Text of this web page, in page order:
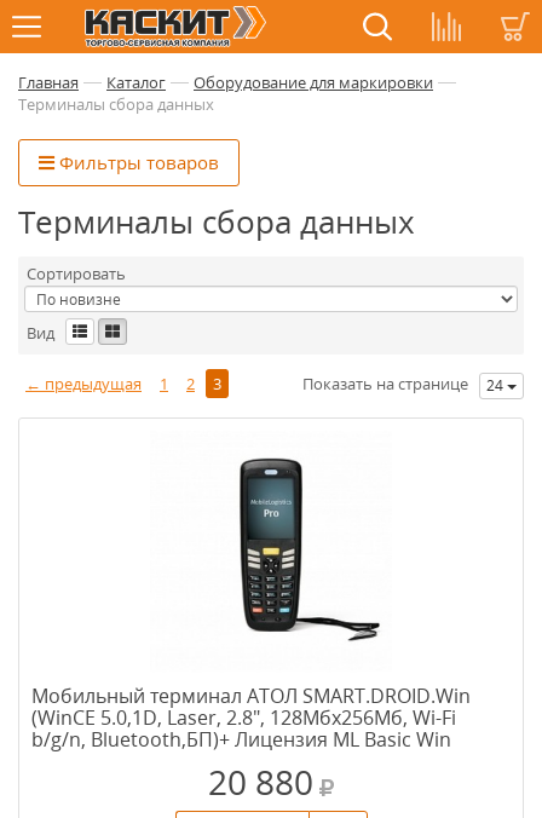
Главная — Каталог — Оборудование для маркировки —
Терминалы сбора данных
Фильтры товаров
Терминалы сбора данных
Сортировать
Вид
← предыдущая 1 2 3 Показать на странице 24
Мобильный терминал АТОЛ SMART.DROID.Win
(WinCE 5.0,1D, Laser, 2.8", 128Мбх256Мб, Wi-Fi
b/g/n, Bluetooth,БП)+ Лицензия ML Basic Win
20 880